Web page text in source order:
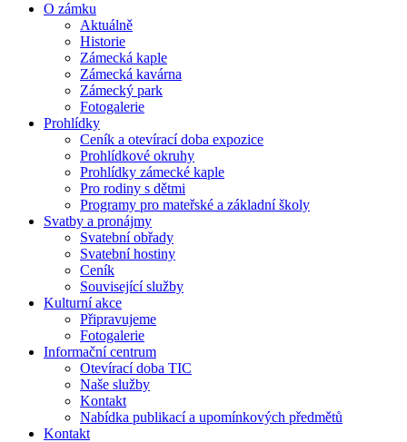
O zámku
Aktuálně
Historie
Zámecká kaple
Zámecká kavárna
Zámecký park
Fotogalerie
Prohlídky
Ceník a otevírací doba expozice
Prohlídkové okruhy
Prohlídky zámecké kaple
Pro rodiny s dětmi
Programy pro mateřské a základní školy
Svatby a pronájmy
Svatební obřady
Svatební hostiny
Ceník
Související služby
Kulturní akce
Připravujeme
Fotogalerie
Informační centrum
Otevírací doba TIC
Naše služby
Kontakt
Nabídka publikací a upomínkových předmětů
Kontakt